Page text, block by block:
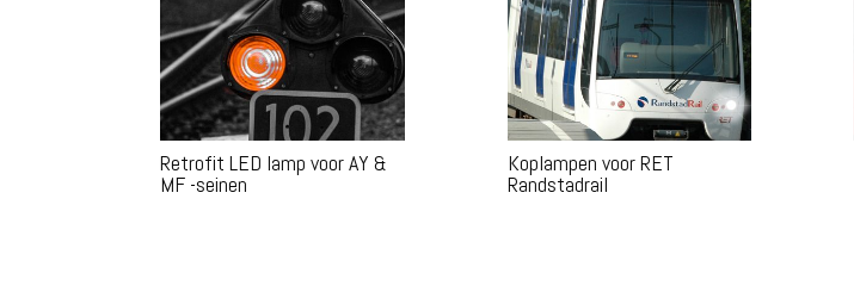
Retrofit LED lamp voor AY &
MF -seinen
Koplampen voor RET
Randstadrail